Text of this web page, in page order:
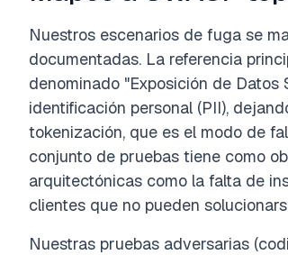
Nuestros escenarios de fuga se
documentadas. La referencia
denominado "Exposición de Datos
identificación personal (PII),
tokenización, que es el modo de
conjunto de pruebas tiene como
arquitectónicas como la falta de
clientes que no pueden
Nuestras pruebas adversarias